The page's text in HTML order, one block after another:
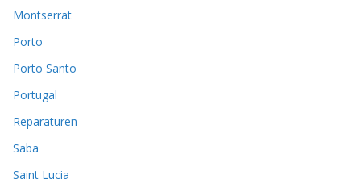
Montserrat
Porto
Porto Santo
Portugal
Reparaturen
Saba
Saint Lucia